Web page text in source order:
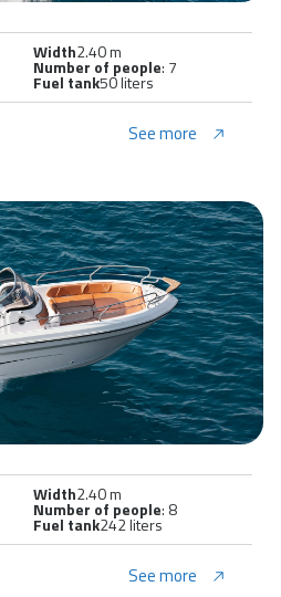
Width2.40 m
Number of people: 7
Fuel tank50 liters
See more
Width2.40 m
Number of people: 8
Fuel tank242 liters
See more